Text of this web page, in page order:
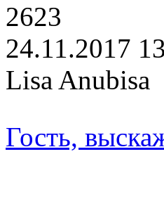
2623
24.11.2017
Lisa Anubisa
Гость,